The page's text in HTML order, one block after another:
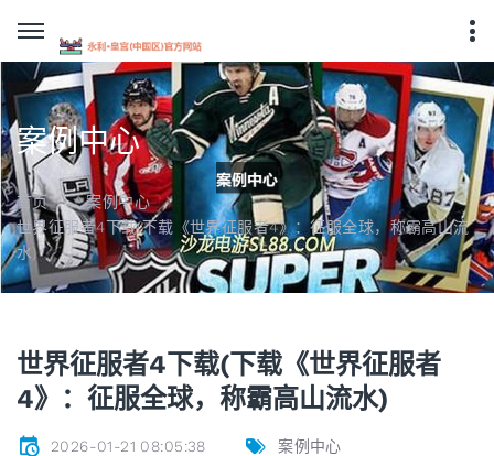
案例中心
首页
案例中心
世界征服者4下载(下载《世界征服者4》：征服全球，称霸高山流
水)
世界征服者4下载(下载《世界征服者
4》：征服全球，称霸高山流水)
2026-01-21 08:05:38 案例中心